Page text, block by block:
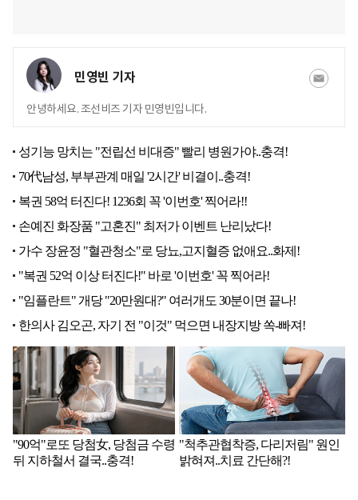
민영빈 기자
안녕하세요. 조선비즈 기자 민영빈입니다.